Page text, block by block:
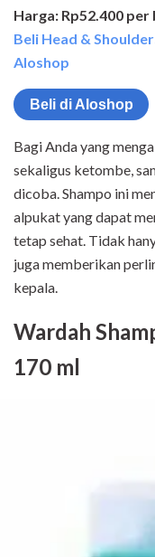
Harga: Rp52.400
Beli Head &
Aloshop
Beli di Aloshop
Bagi Anda yang
sekaligus ketombe,
dicoba. Shampo ini
alpukat yang dapat
tetap sehat. Tidak
juga memberikan
kepala.
Wardah
170 ml